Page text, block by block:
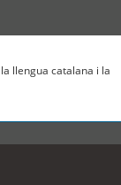
llengua catalana i la